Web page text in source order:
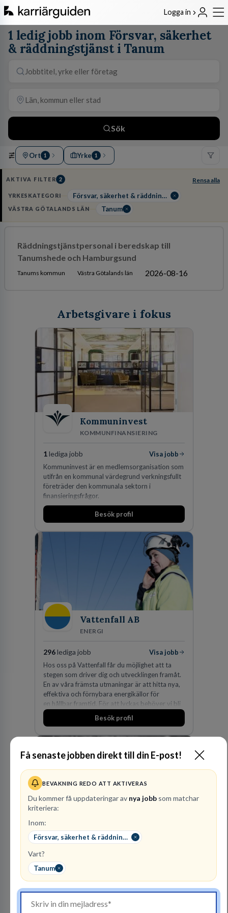
Logga in
Få senaste jobben direkt till din E-post!
BEVAKNING REDO ATT AKTIVERAS
Du kommer få uppdateringar av nya jobb som matchar
kriteriera:
Inom:
Försvar, säkerhet & räddningstjänst
Vart?
Tanum
1 ledig jobb inom Försvar, säkerhet
& räddningstjänst i Tanum
Sök
Ort 1 Yrke 1
AKTIVA FILTER 2 Rensa alla
YRKESKATEGORI Försvar, säkerhet & räddningstjänst
VÄSTRA GÖTALANDS LÄN Tanum
Räddningstjänstpersonal i beredskap till
Tanumshede och Hamburgsund
Tanums kommun Västra Götalands län 2026-08-16
Arbetsgivare i fokus
Kommuninvest
KOMMUNFINANSIERING
1lediga jobb
Visa jobb
Kommuninvest är en medlemsorganisation som
utifrån en kommunal värdegrund verkningsfullt
företräder den kommunala sektorn i
finansieringsfrågor.
Besök profil
Vattenfall AB
ENERGI
296lediga jobb
Visa jobb
Hos oss på Vattenfall får du möjlighet att ta
stegen som driver dig och utvecklingen framåt.
En av våra främsta utmaningar är att hitta nya,
effektiva och förnybara energikällor för
en hållbar framtid. För att lyckas behöver vi bli
fler medarbetare som vill göra skillnad.
Besök profil
Gulliksson AB
JURIDISK RÅDGIVNING
2lediga jobb
Vår kombination av immaterialrätt och
affärsjuridik gör oss till förstahandsvalet som
kunskapsintensiva och idédrivna företag. Vår